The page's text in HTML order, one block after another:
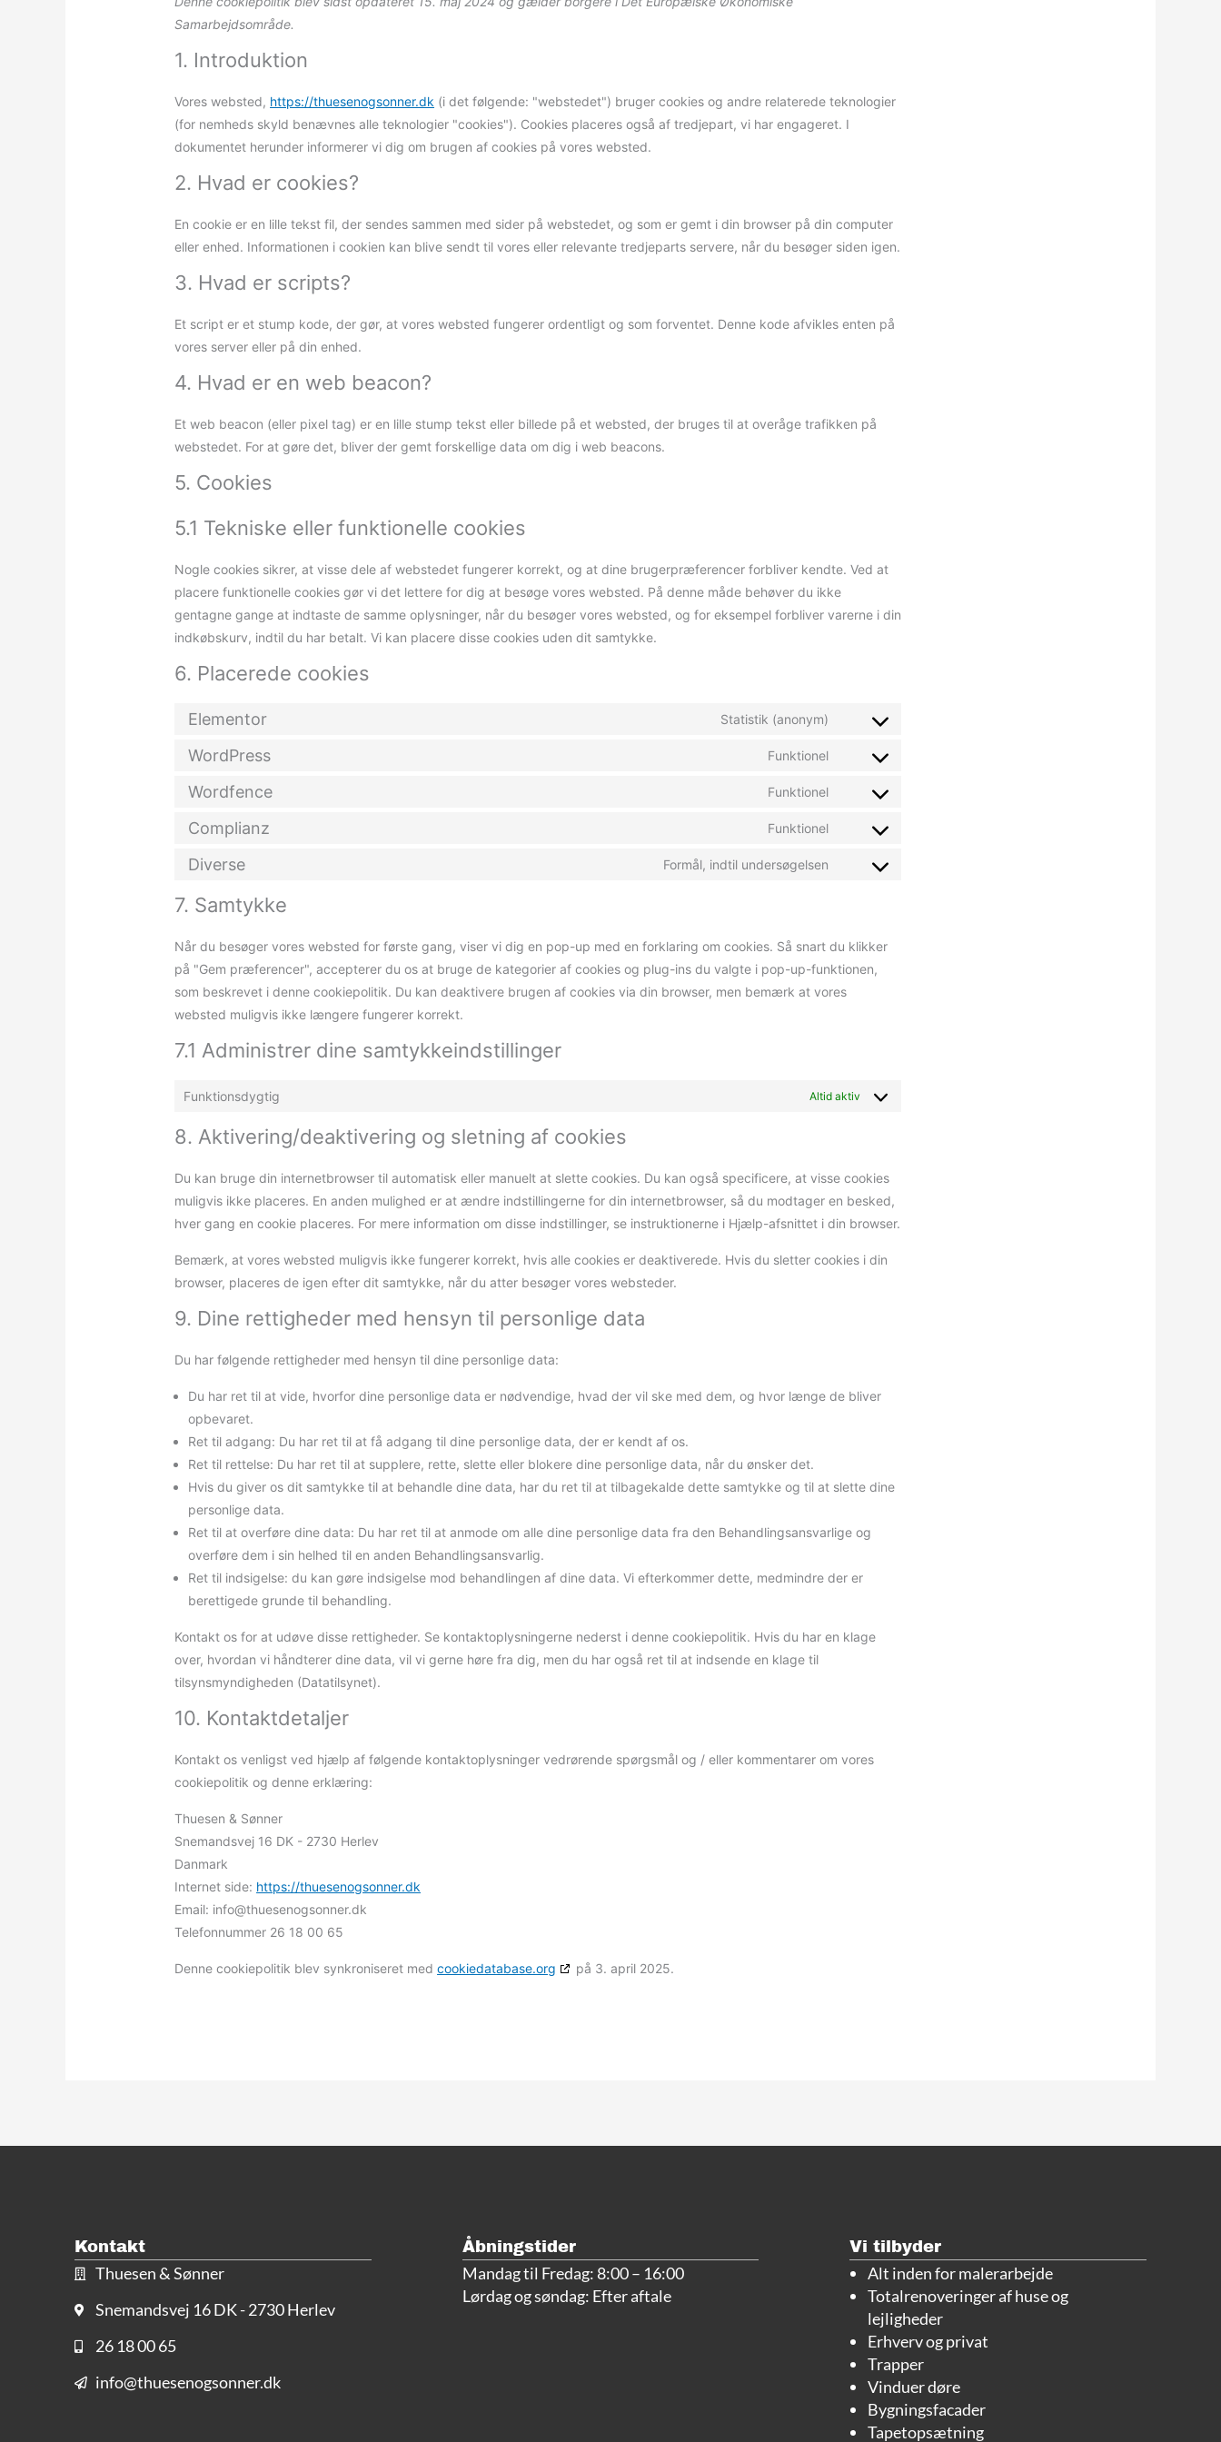
Samarbejdsområde.
1. Introduktion
Vores websted, https://thuesenogsonner.dk (i det følgende: "webstedet") bruger cookies og andre relaterede teknologier
(for nemheds skyld benævnes alle teknologier "cookies"). Cookies placeres også af tredjepart, vi har engageret. I
dokumentet herunder informerer vi dig om brugen af ​​cookies på vores websted.
2. Hvad er cookies?
En cookie er en lille tekst fil, der sendes sammen med sider på webstedet, og som er gemt i din browser på din computer
eller enhed. Informationen i cookien kan blive sendt til vores eller relevante tredjeparts servere, når du besøger siden igen.
3. Hvad er scripts?
Et script er et stump kode, der gør, at vores websted fungerer ordentligt og som forventet. Denne kode afvikles enten på
vores server eller på din enhed.
4. Hvad er en web beacon?
Et web beacon (eller pixel tag) er en lille stump tekst eller billede på et websted, der bruges til at overåge trafikken på
webstedet. For at gøre det, bliver der gemt forskellige data om dig i web beacons.
5. Cookies
5.1 Tekniske eller funktionelle cookies
Nogle cookies sikrer, at visse dele af webstedet fungerer korrekt, og at dine brugerpræferencer forbliver kendte. Ved at
placere funktionelle cookies gør vi det lettere for dig at besøge vores websted. På denne måde behøver du ikke
gentagne gange at indtaste de samme oplysninger, når du besøger vores websted, og for eksempel forbliver varerne i din
indkøbskurv, indtil du har betalt. Vi kan placere disse cookies uden dit samtykke.
6. Placerede cookies
Elementor Statistik (anonym)
WordPress Funktionel
Wordfence Funktionel
Complianz Funktionel
Diverse Formål, indtil undersøgelsen
7. Samtykke
Når du besøger vores websted for første gang, viser vi dig en pop-up med en forklaring om cookies. Så snart du klikker
på "Gem præferencer", accepterer du os at bruge de kategorier af cookies og plug-ins du valgte i pop-up-funktionen,
som beskrevet i denne cookiepolitik. Du kan deaktivere brugen af ​​cookies via din browser, men bemærk at vores
websted muligvis ikke længere fungerer korrekt.
7.1 Administrer dine samtykkeindstillinger
Funktionsdygtig Altid aktiv
8. Aktivering/deaktivering og sletning af cookies
Du kan bruge din internetbrowser til automatisk eller manuelt at slette cookies. Du kan også specificere, at visse cookies
muligvis ikke placeres. En anden mulighed er at ændre indstillingerne for din internetbrowser, så du modtager en besked,
hver gang en cookie placeres. For mere information om disse indstillinger, se instruktionerne i Hjælp-afsnittet i din browser.
Bemærk, at vores websted muligvis ikke fungerer korrekt, hvis alle cookies er deaktiverede. Hvis du sletter cookies i din
browser, placeres de igen efter dit samtykke, når du atter besøger vores websteder.
9. Dine rettigheder med hensyn til personlige data
Du har følgende rettigheder med hensyn til dine personlige data:
Du har ret til at vide, hvorfor dine personlige data er nødvendige, hvad der vil ske med dem, og hvor længe de bliver
opbevaret.
Ret til adgang: Du har ret til at få adgang til dine personlige data, der er kendt af os.
Ret til rettelse: Du har ret til at supplere, rette, slette eller blokere dine personlige data, når du ønsker det.
Hvis du giver os dit samtykke til at behandle dine data, har du ret til at tilbagekalde dette samtykke og til at slette dine
personlige data.
Ret til at overføre dine data: Du har ret til at anmode om alle dine personlige data fra den Behandlingsansvarlige og
overføre dem i sin helhed til en anden Behandlingsansvarlig.
Ret til indsigelse: du kan gøre indsigelse mod behandlingen af ​​dine data. Vi efterkommer dette, medmindre der er
berettigede grunde til behandling.
Kontakt os for at udøve disse rettigheder. Se kontaktoplysningerne nederst i denne cookiepolitik. Hvis du har en klage
over, hvordan vi håndterer dine data, vil vi gerne høre fra dig, men du har også ret til at indsende en klage til
tilsynsmyndigheden (Datatilsynet).
10. Kontaktdetaljer
Kontakt os venligst ved hjælp af følgende kontaktoplysninger vedrørende spørgsmål og / eller kommentarer om vores
cookiepolitik og denne erklæring:
Thuesen & Sønner
Snemandsvej 16 DK - 2730 Herlev
Danmark
Internet side: https://thuesenogsonner.dk
Email: info@thuesenogsonner.dk
Telefonnummer 26 18 00 65
Denne cookiepolitik blev synkroniseret medcookiedatabase.org på 3. april 2025.
Kontakt
Thuesen & Sønner
Snemandsvej 16 DK - 2730 Herlev
26 18 00 65
info@thuesenogsonner.dk
Åbningstider
Mandag til Fredag: 8:00 – 16:00
Lørdag og søndag: Efter aftale
Vi tilbyder
Alt inden for malerarbejde
Totalrenoveringer af huse og
lejligheder
Erhverv og privat
Trapper
Vinduer døre
Bygningsfacader
Tapetopsætning